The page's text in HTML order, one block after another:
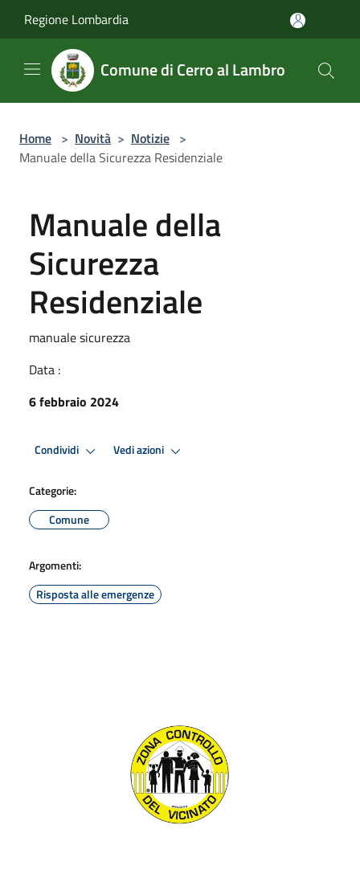
Regione Lombardia
Comune di Cerro al Lambro
Home > Novità > Notizie >
Manuale della Sicurezza Residenziale
Manuale della
Sicurezza
Residenziale
manuale sicurezza
Data :
6 febbraio 2024
Condividi Vedi azioni
Categorie:
Comune
Argomenti:
Risposta alle emergenze